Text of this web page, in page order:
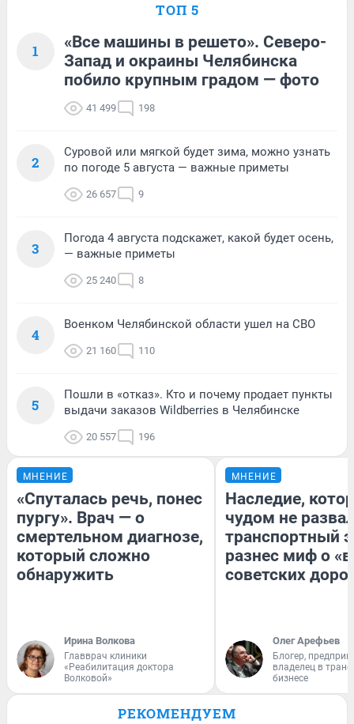
ТОП 5
1
«Все машины в решето». Северо-
Запад и окраины Челябинска
побило крупным градом — фото
41 499 198
2
Суровой или мягкой будет зима, можно узнать
по погоде 5 августа — важные приметы
26 657 9
3
Погода 4 августа подскажет, какой будет осень,
— важные приметы
25 240 8
4
Военком Челябинской области ушел на СВО
21 160 110
5
Пошли в «отказ». Кто и почему продает пункты
выдачи заказов Wildberries в Челябинске
20 557 196
МНЕНИЕ
«Спуталась речь, понес
пургу». Врач — о
смертельном диагнозе,
который сложно
обнаружить
Ирина Волкова
Главврач клиники
«Реабилитация доктора
Волковой»
МНЕНИЕ
Наследие,
чудом не
транспортный
разнес миф о
советских
Олег Арефьев
Блогер,
владелец в
бизнесе
РЕКОМЕНДУЕМ